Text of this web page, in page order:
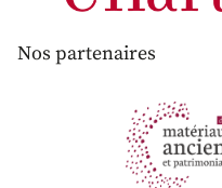
Nos partenaires